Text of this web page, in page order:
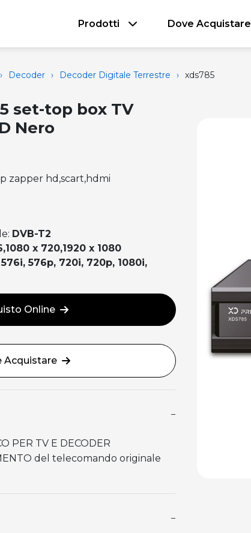
Prodotti Dove Acquistare
› Decoder › Decoder Digitale Terrestre › xds785
set-top box TV
Nero
zapper hd,scart,hdmi
DVB-T2
x 720,1920 x 1080
576i, 576p, 720i, 720p, 1080i,
Online
Acquistare
−
PER TV E DECODER
del telecomando originale
−